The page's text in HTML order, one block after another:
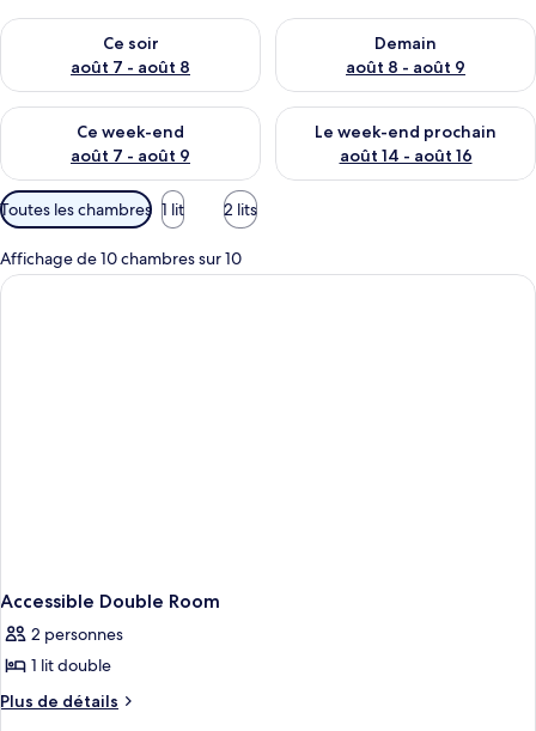
Ce soir
août 7 - août 8
Vérifier la disponibilité pour ce soir août 7 - août 8
Demain
août 8 - août 9
Vérifier la disponibilité pour
Ce week-end
août 7 - août 9
Vérifier la disponibilité pour ce week-end août 7 - août 9
Le week-end prochain
août 14 - août 16
Vérifier la disponibilité pour
Filtres
disponibles
pour
les
Toutes les chambres 1 lit 2 lits
Affichage de 10 chambres sur 10
Accessible Double Room
2 personnes
1 lit double
Plus de détails
Plus